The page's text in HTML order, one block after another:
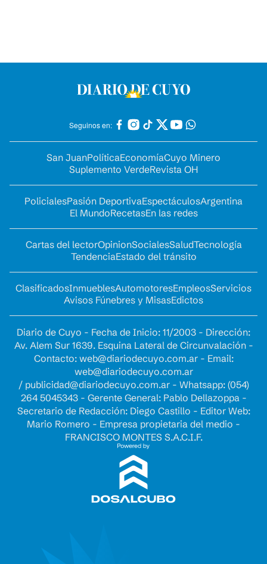
Seguinos en:
San JuanPolíticaEconomíaCuyo Minero
Suplemento VerdeRevista OH
PolicialesPasión DeportivaEspectáculosArgentina
El MundoRecetasEn las redes
Cartas del lectorOpinionSocialesSaludTecnología
TendenciaEstado del tránsito
ClasificadosInmueblesAutomotoresEmpleosServicios
Avisos Fúnebres y MisasEdictos
Diario de Cuyo - Fecha de Inicio: 11/2003 - Dirección:
Av. Alem Sur 1639. Esquina Lateral de Circunvalación -
Contacto: web@diariodecuyo.com.ar- Email:
web@diariodecuyo.com.ar
/ publicidad@diariodecuyo.com.ar- Whatsapp: (054)
264 5045343 - Gerente General: Pablo Dellazoppa -
Secretario de Redacción: Diego Castillo - Editor Web:
Mario Romero - Empresa propietaria del medio -
FRANCISCO MONTES S.A.C.I.F.